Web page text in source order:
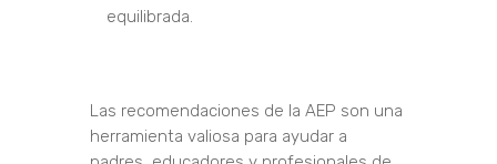
equilibrada.
Las recomendaciones de la AEP son una
herramienta valiosa para ayudar a